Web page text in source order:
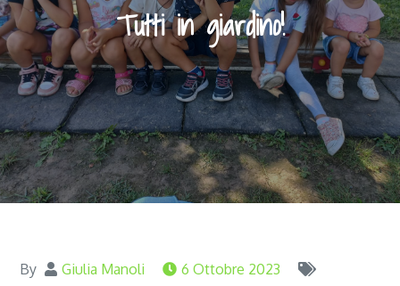
Tutti in giardino!
By Giulia Manoli 6 Ottobre 2023